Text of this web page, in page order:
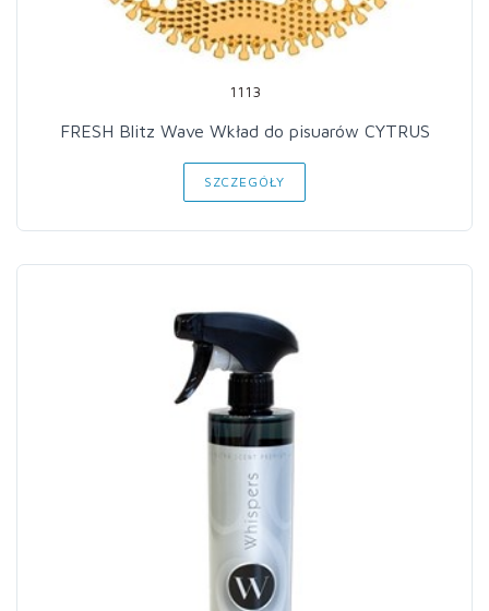
1113
FRESH Blitz Wave Wkład do pisuarów CYTRUS
SZCZEGÓŁY